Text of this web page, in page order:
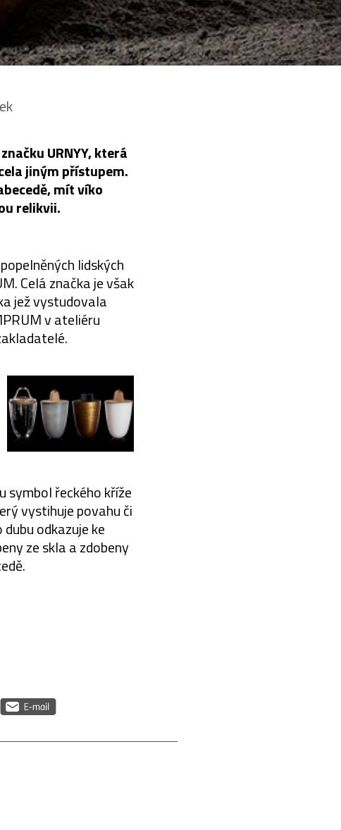
URNYY, která
jiným přístupem.
mít víko
relikvii.
lidských
Celá značka je však
jež vystudovala
v ateliéru
symbol řeckého kříže
vystihuje povahu či
odkazuje ke
ze skla a zdobeny